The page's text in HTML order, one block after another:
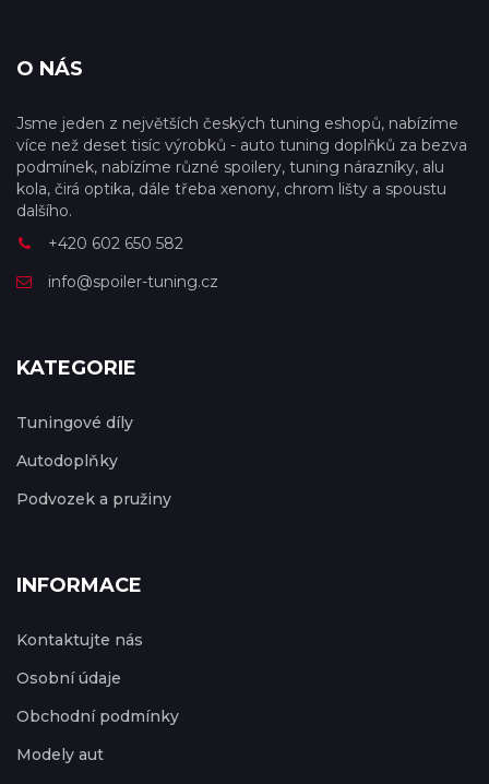
O NÁS
Jsme jeden z největších českých tuning eshopů, nabízíme
více než deset tisíc výrobků - auto tuning doplňků za bezva
podmínek, nabízíme různé spoilery, tuning nárazníky, alu
kola, čirá optika, dále třeba xenony, chrom lišty a spoustu
dalšího.
+420 602 650 582
info@spoiler-tuning.cz
KATEGORIE
Tuningové díly
Autodoplňky
Podvozek a pružiny
INFORMACE
Kontaktujte nás
Osobní údaje
Obchodní podmínky
Modely aut